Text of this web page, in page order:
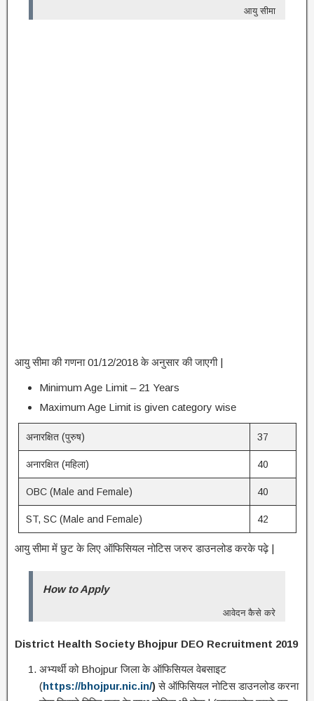
आयु सीमा
आयु सीमा की गणना 01/12/2018 के अनुसार की जाएगी |
Minimum Age Limit – 21 Years
Maximum Age Limit is given category wise
अनारक्षित (पुरुष) 37
अनारक्षित (महिला) 40
OBC (Male and Female) 40
ST, SC (Male and Female) 42
आयु सीमा में छुट के लिए ऑफिसियल नोटिस जरुर डाउनलोड करके पढ़े |
How to Apply
आवेदन कैसे करे
District Health Society Bhojpur DEO Recruitment 2019
अभ्यर्थी को Bhojpur जिला के ऑफिसियल वेबसाइट
(https://bhojpur.nic.in/) से ऑफिसियल नोटिस डाउनलोड करना